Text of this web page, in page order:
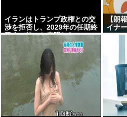
イランはトランプ政権との交
渉を拒否し、2029年の任期終
了まで待つと表明した
【朗
イナ